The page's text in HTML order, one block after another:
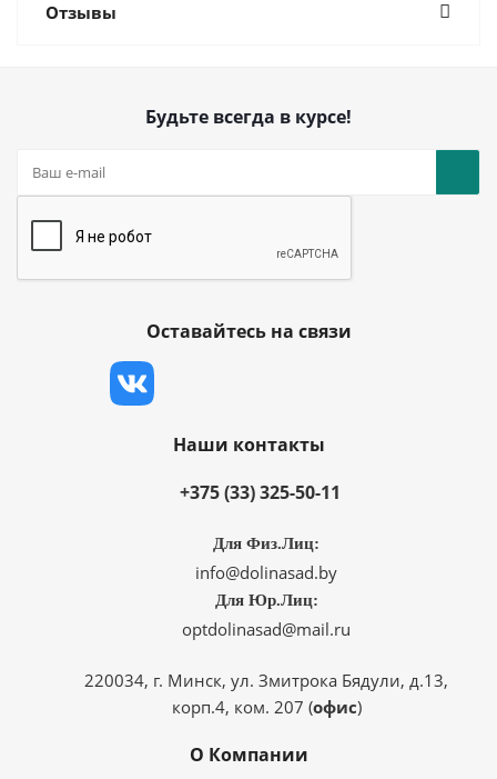
Отзывы
Будьте всегда в курсе!
Оставайтесь на связи
Наши контакты
+375 (33) 325-50-11
Для Физ.Лиц:
info@dolinasad.by
Для Юр.Лиц:
optdolinasad@mail.ru
220034, г. Минск, ул. Змитрока Бядули, д.13,
корп.4, ком. 207 (офис)
О Компании